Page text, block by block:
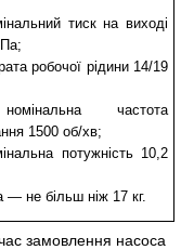
тиск на виході
робочої рідини 14/19
частота
1500 об/хв;
потужність 10,2
— не більш ніж 17 кг.
замовлення насоса